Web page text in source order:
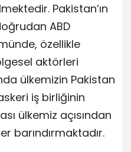
Pakistan’ın
ABD
özellikle
aktörleri
ülkemizin Pakistan
iş birliğinin
ülkemiz açısından
barındırmaktadır.